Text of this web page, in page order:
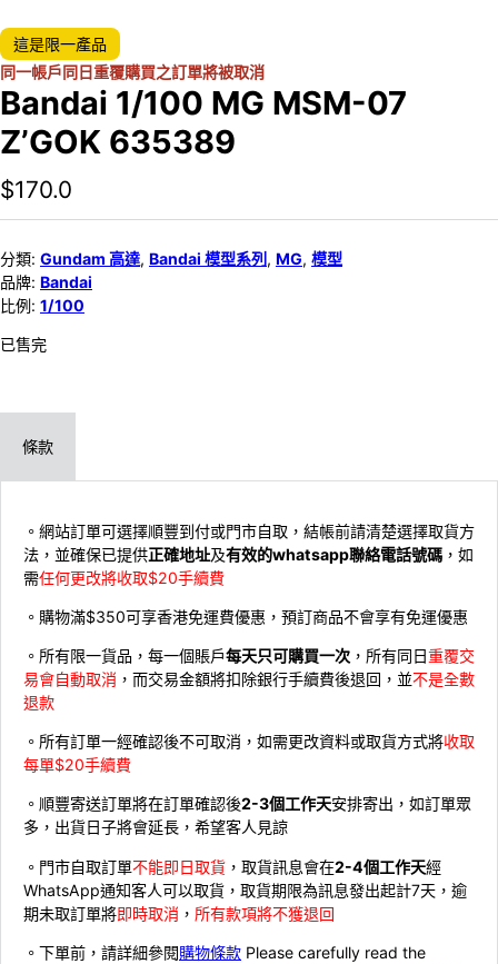
這是限一產品
同一帳戶同日重覆購買之訂單將被取消
Bandai 1/100 MG MSM-07
Z’GOK 635389
$170.0
分類: Gundam 高達, Bandai 模型系列 , MG, 模型
品牌: Bandai
比例: 1/100
已售完
條款
。網站訂單可選擇順豐到付或門市自取，結帳前請清楚選擇取貨方
法，並確保已提供正確地址及有效的whatsapp聯絡電話號碼 ，如
需任何更改將收取$20手續費
。購物滿$350可享香港免運費優惠，預訂商品不會享有免運優惠
。所有限一貨品，每一個賬戶每天只可購買一次 ，所有同日重覆交
易會自動取消 ，而交易金額將扣除銀行手續費後退回，並不是全數
退款
。所有訂單一經確認後不可取消，如需更改資料或取貨方式將收取
每單$20手續費
。順豐寄送訂單將在訂單確認後2-3個工作天安排寄出，如訂單眾
多，出貨日子將會延長，希望客人見諒
。門市自取訂單不能即日取貨 ，取貨訊息會在2-4個工作天經
WhatsApp通知客人可以取貨，取貨期限為訊息發出起計7天，逾
期未取訂單將即時取消 ， 所有款項將不獲退回
。下單前，請詳細參閱購物條款 Please carefully read the